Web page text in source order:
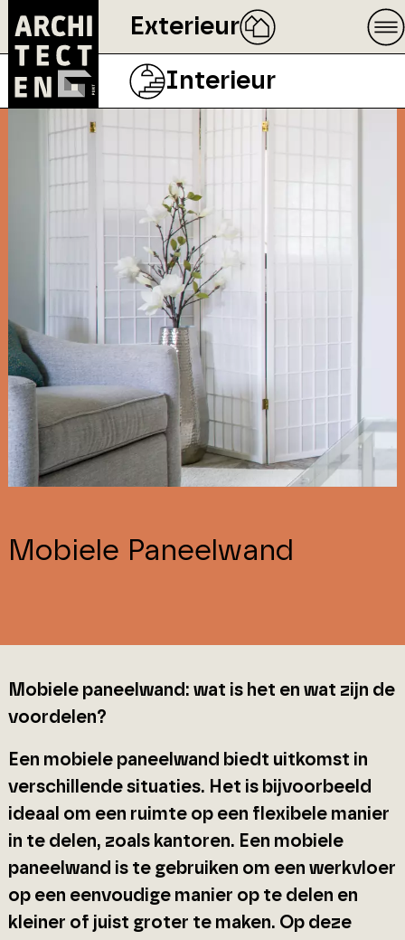
Exterieur
Interieur
Mobiele Paneelwand
Mobiele paneelwand: wat is het en wat zijn de
voordelen?
Een mobiele paneelwand biedt uitkomst in
verschillende situaties. Het is bijvoorbeeld
ideaal om een ruimte op een flexibele manier
in te delen, zoals kantoren. Een mobiele
paneelwand is te gebruiken om een werkvloer
op een eenvoudige manier op te delen en
kleiner of juist groter te maken. Op deze